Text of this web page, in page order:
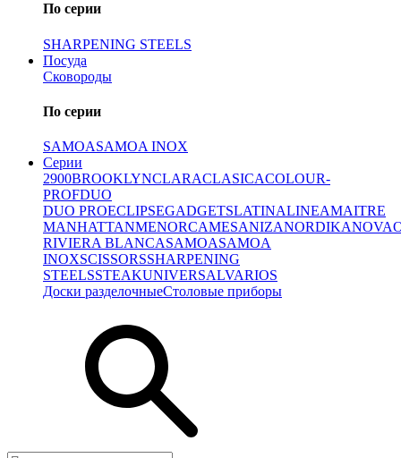
По серии
SHARPENING STEELS
Посуда
Сковороды
По серии
SAMOASAMOA INOX
Серии
2900BROOKLYNCLARACLASICACOLOUR-
PROFDUO
DUO PROECLIPSEGADGETSLATINALINEAMAITRE
MANHATTANMENORCAMESANIZANORDIKANOVA
RIVIERA BLANCASAMOASAMOA
INOXSCISSORSSHARPENING
STEELSSTEAKUNIVERSALVARIOS
Доски разделочныеСтоловые приборы